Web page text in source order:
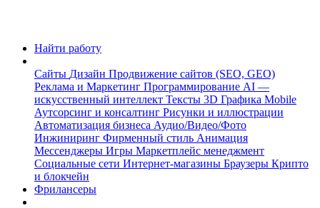
Найти работу
Сайты Дизайн Продвижение сайтов (SEO, GEO)
Реклама и Маркетинг Программирование AI —
искусственный интеллект Тексты 3D Графика Mobile
Аутсорсинг и консалтинг Рисунки и иллюстрации
Автоматизация бизнеса Аудио/Видео/Фото
Инжиниринг Фирменный стиль Анимация
Мессенджеры Игры Маркетплейс менеджмент
Социальные сети Интернет-магазины Браузеры Крипто
и блокчейн
Фрилансеры